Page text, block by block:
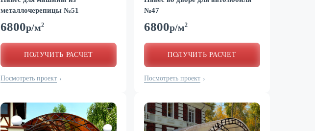
металлочерепицы №51
6800р/м2
ПОЛУЧИТЬ РАСЧЕТ
Посмотреть проект ›
№47
6800р/м2
ПОЛУЧИТЬ РАСЧЕТ
Посмотреть проект ›